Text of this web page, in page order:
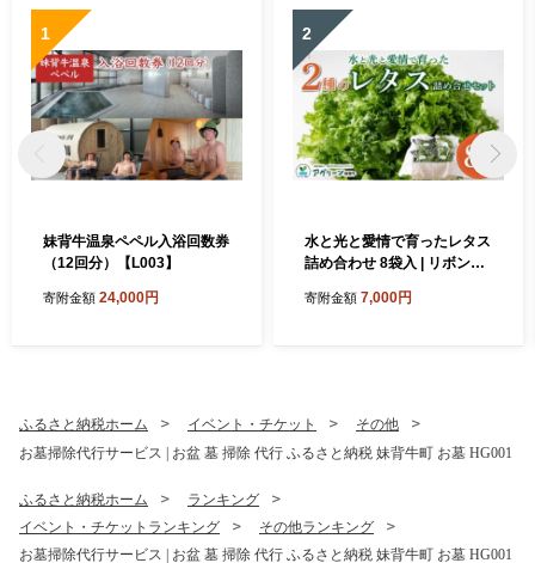
1
妹背牛温泉ペペル入浴回数券
（12回分）【L003】
寄附金額 24,000円
2
水と光と愛情で育ったレタス
詰め合わせ 8袋入 | リボンレ
背牛町 レタス 詰め合せ サラ
寄附金額 7,000円
ふるさと納税ホーム イベント・チケット
その他
お墓掃除代行サービス | お盆 墓 掃除 代行 ふるさと納税 妹背牛町 お墓 HG001
ふるさと納税ホーム
ランキング
イベント・チケットランキング
その他ランキング
お墓掃除代行サービス | お盆 墓 掃除 代行 ふるさと納税 妹背牛町 お墓 HG001